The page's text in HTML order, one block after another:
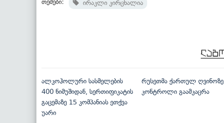
თემები: ირაკლი კირცხალია
ალკოჰოლური სასმელების
400 ნიმუშიდან, სერთიფიკატის
გაცემაზე 15 კომპანიას ეთქვა
უარი
რუსეთმა ქართულ ღვინოზე
კონტროლი გაამკაცრა